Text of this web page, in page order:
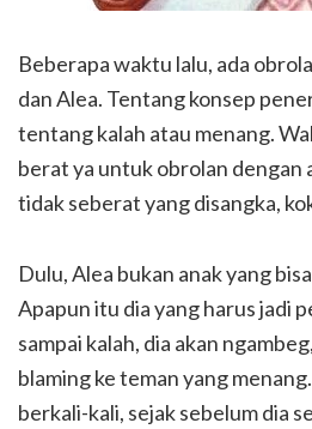
Beberapa waktu lalu, ada
dan Alea. Tentang konsep
tentang kalah atau menang.
berat ya untuk obrolan dengan
tidak seberat yang disangka,
Dulu, Alea bukan anak yang
Apapun itu dia yang harus jadi
sampai kalah, dia akan
blaming ke teman yang
berkali-kali, sejak sebelum dia